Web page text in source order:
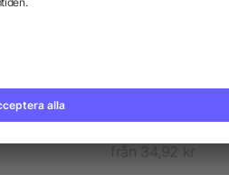
axelremsväska av
återvunnet material
från 34,92 kr